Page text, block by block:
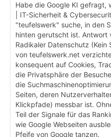
Habe die Google KI gefragt,
| IT-Sicherheit &
"teufelswerk" suche, in den
hinten gerutscht ist. Antwort
Radikaler Datenschutz (Kein
von teufelswerk.net
konsequent auf Cookies,
die Privatsphäre der
die
Seiten, deren
Klickpfade) messbar ist.
Teil der Signale für das
wie Google Webseiten
Pfeife von Google tanzen.